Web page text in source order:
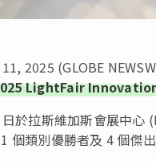
2025 (GLOBE
LightFair
於拉斯維加斯會展中
個類別優勝者及 4 個傑